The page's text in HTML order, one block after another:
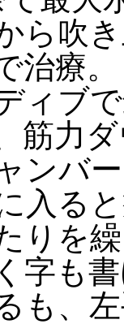
ら吹
治療。
ィブ
筋力
ンバ
入る
りを
字も
も、